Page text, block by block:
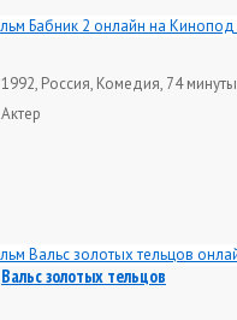
1992, Россия, Комедия, 74 минуты
Актер
Вальс золотых тельцов